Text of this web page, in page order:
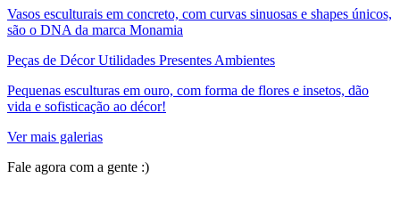
Vasos esculturais em concreto, com curvas sinuosas e shapes únicos,
são o DNA da marca Monamia
Peças de Décor Utilidades Presentes Ambientes
Pequenas esculturas em ouro, com forma de flores e insetos, dão
vida e sofisticação ao décor!
Ver mais galerias
Fale agora com a gente :)